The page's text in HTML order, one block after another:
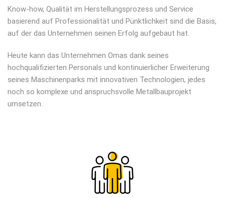
Know-how, Qualität im Herstellungsprozess und Service
basierend auf Professionalität und Pünktlichkeit sind die Basis,
auf der das Unternehmen seinen Erfolg aufgebaut hat.
Heute kann das Unternehmen Omas dank seines
hochqualifizierten Personals und kontinuierlicher Erweiterung
seines Maschinenparks mit innovativen Technologien, jedes
noch so komplexe und anspruchsvolle Metallbauprojekt
umsetzen.